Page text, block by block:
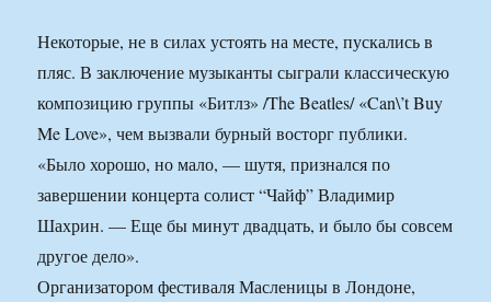
Некоторые, не в силах устоять на месте, пускались в
пляс. В заключение музыканты сыграли классическую
композицию группы «Битлз» /The Beatles/ «Can\’t Buy
Me Love», чем вызвали бурный восторг публики.
«Было хорошо, но мало, — шутя, признался по
завершении концерта солист “Чайф” Владимир
Шахрин. — Еще бы минут двадцать, и было бы совсем
другое дело».
Организатором фестиваля Масленицы в Лондоне,